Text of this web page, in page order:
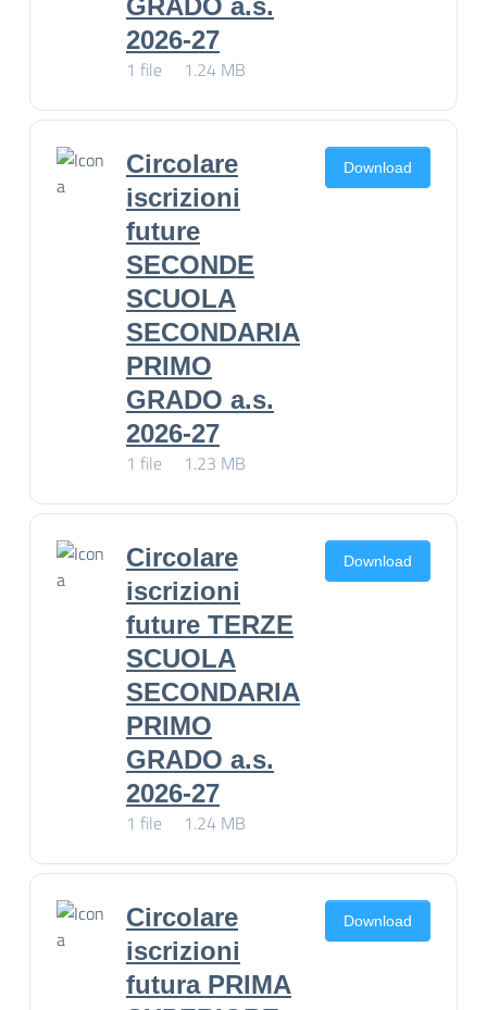
GRADO a.s.
2026-27
1 file 1.24 MB
Circolare
iscrizioni
future
SECONDE
SCUOLA
SECONDARIA
PRIMO
GRADO a.s.
2026-27
1 file 1.23 MB
Download
Circolare
iscrizioni
future TERZE
SCUOLA
SECONDARIA
PRIMO
GRADO a.s.
2026-27
1 file 1.24 MB
Download
Circolare
iscrizioni
futura PRIMA
Download